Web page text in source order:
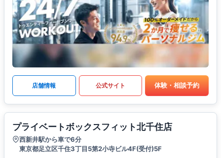
店舗情報 公式サイト 体験・相談予約
プライベートボックスフィット北千住店
西新井駅から車で6分
東京都足立区千住3丁目5第2小寺ビル4F(受付)5F